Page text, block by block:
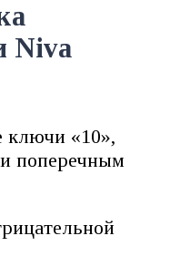
Niva
ключи «10»,
поперечным